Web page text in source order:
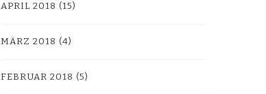
APRIL 2018 (15)
MÄRZ 2018 (4)
FEBRUAR 2018 (5)